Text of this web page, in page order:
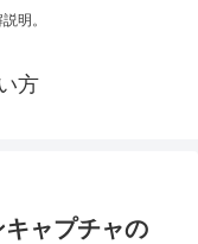
明。
方
キャプチャの